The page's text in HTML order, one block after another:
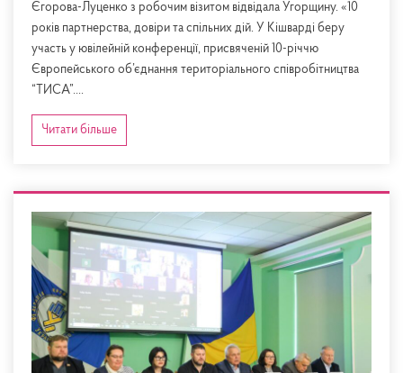
Єгорова-Луценко з робочим візитом відвідала Угорщину. «10
років партнерства, довіри та спільних дій. У Кішварді беру
участь у ювілейній конференції, присвяченій 10-річчю
Європейського об’єднання територіального співробітництва
“ТИСА”....
Читати більше